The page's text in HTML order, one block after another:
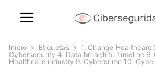
Inicio Etiquetas
1. Change
Cybersecurity 4. Data breach 5. Timeline
Healthcare industry 9. Cybercrime 10.